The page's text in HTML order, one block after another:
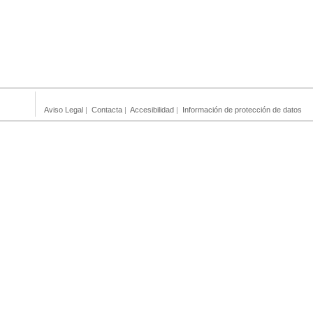
Aviso Legal | Contacta | Accesibilidad | Información de protección de datos